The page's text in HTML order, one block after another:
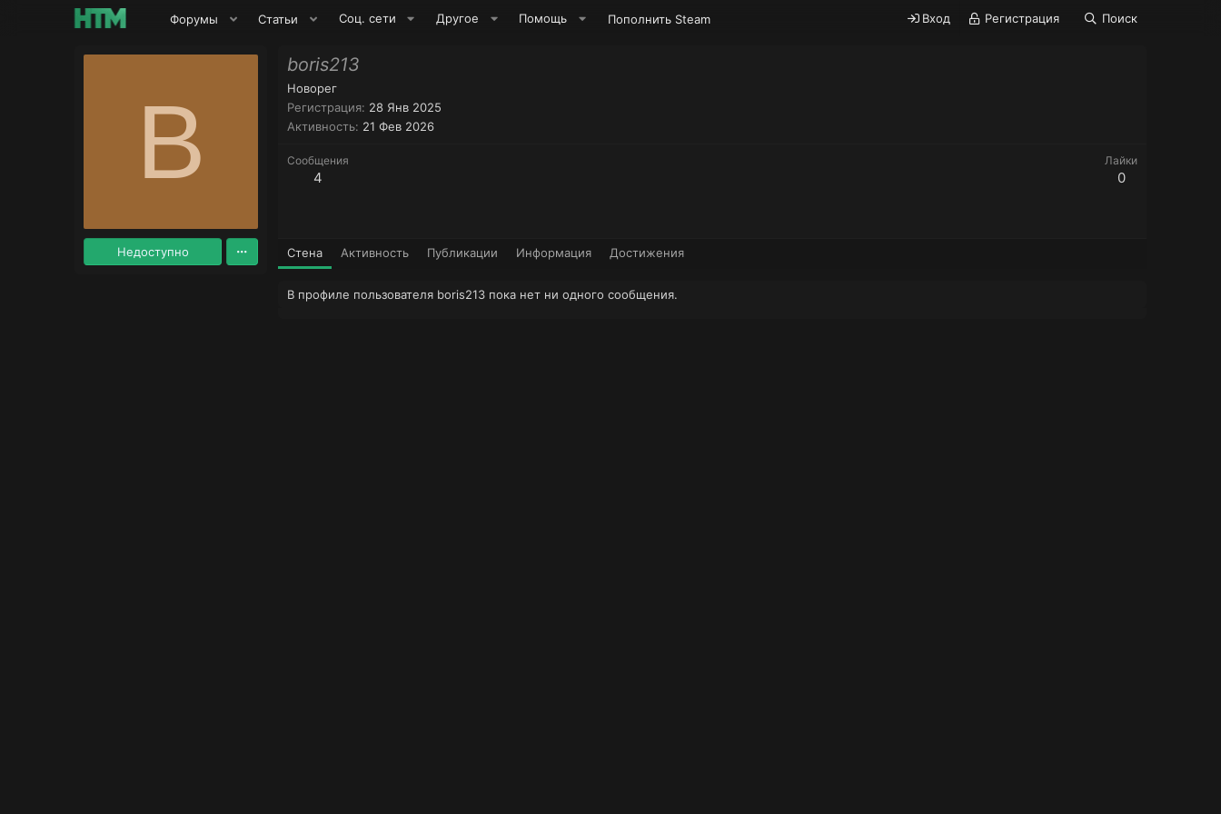
Форумы Статьи Соц. сети Другое Помощь Пополнить Steam Вход Регистрация Поиск
B
Недоступно
boris213
Новорег
Регистрация 28 Янв 2025
Активность 21 Фев 2026
Сообщения
4
Лайки
0
Стена Активность Публикации Информация Достижения
В профиле пользователя boris213 пока нет ни одного сообщения.